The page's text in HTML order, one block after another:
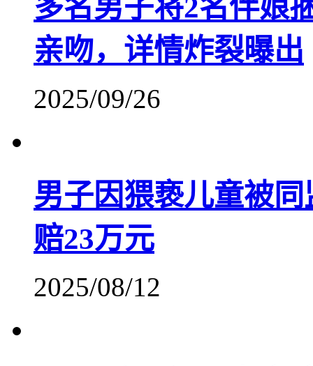
多名男子将2名伴娘
亲吻，详情炸裂曝出
2025/09/26
男子因猥亵儿童被
赔23万元
2025/08/12